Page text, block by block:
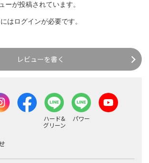
ーが投稿されています。
はログインが必要です。
レビューを書く
ハード&
グリーン
パワー